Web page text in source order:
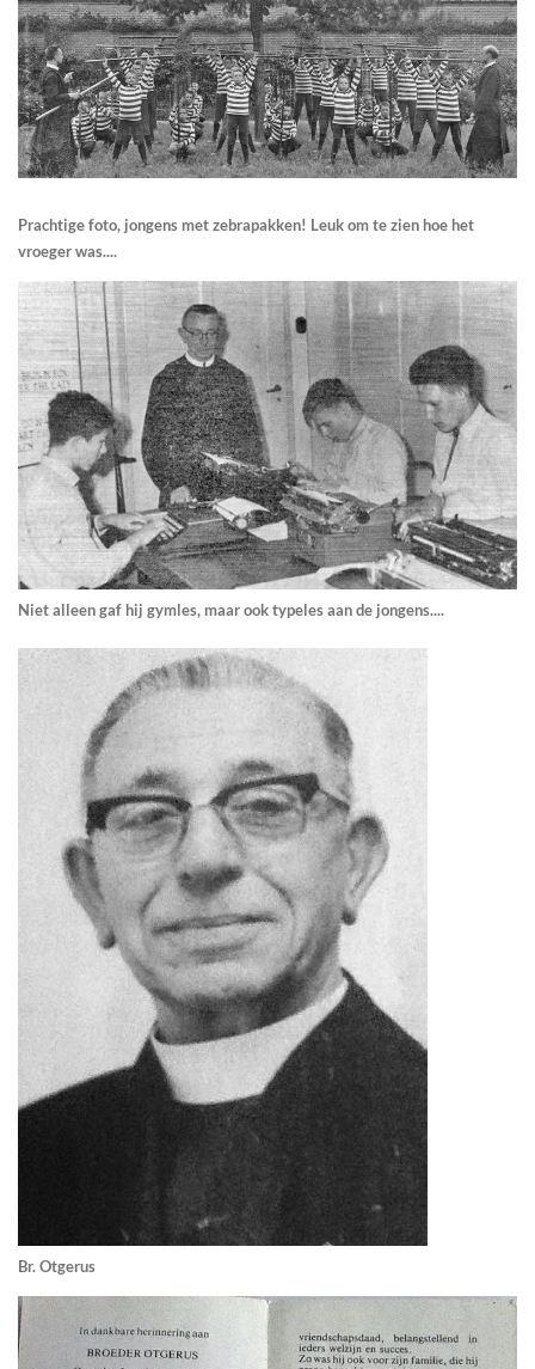
Prachtige foto, jongens met zebrapakken! Leuk om te zien hoe het
vroeger was....
Niet alleen gaf hij gymles, maar ook typeles aan de jongens....
Br. Otgerus